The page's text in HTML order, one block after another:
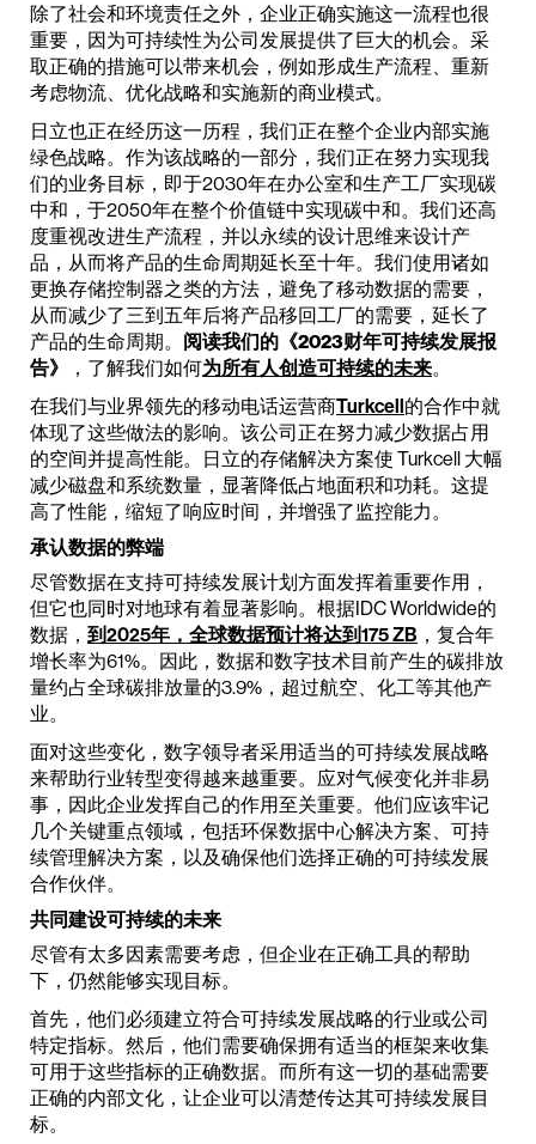
除了社会和环境责任之外，企业正确实施这一流程也很
重要，因为可持续性为公司发展提供了巨大的机会。采
取正确的措施可以带来机会，例如形成生产流程、重新
考虑物流、优化战略和实施新的商业模式。
日立也正在经历这一历程，我们正在整个企业内部实施
绿色战略。作为该战略的一部分，我们正在努力实现我
们的业务目标，即于2030年在办公室和生产工厂实现碳
中和，于2050年在整个价值链中实现碳中和。我们还高
度重视改进生产流程，并以永续的设计思维来设计产
品，从而将产品的生命周期延长至十年。我们使用诸如
更换存储控制器之类的方法，避免了移动数据的需要，
从而减少了三到五年后将产品移回工厂的需要，延长了
产品的生命周期。 阅读我们的《2023财年可持续发展报
告》
，了解我们如何为所有人创造可持续的未来。
在我们与业界领先的移动电话运营商Turkcell的合作中就
体现了这些做法的影响。该公司正在努力减少数据占用
的空间并提高性能。日立的存储解决方案使 Turkcell 大幅
减少磁盘和系统数量，显著降低占地面积和功耗。这提
高了性能，缩短了响应时间，并增强了监控能力。
承认数据的弊端
尽管数据在支持可持续发展计划方面发挥着重要作用，
但它也同时对地球有着显著影响。根据IDC Worldwide的
数据， 到2025年，全球数据预计将达到175 ZB ，复合年
增长率为61%。因此，数据和数字技术目前产生的碳排放
量约占全球碳排放量的3.9%，超过航空、化工等其他产
业。
面对这些变化，数字领导者采用适当的可持续发展战略
来帮助行业转型变得越来越重要。应对气候变化并非易
事，因此企业发挥自己的作用至关重要。他们应该牢记
几个关键重点领域，包括环保数据中心解决方案、可持
续管理解决方案，以及确保他们选择正确的可持续发展
合作伙伴。
共同建设可持续的未来
尽管有太多因素需要考虑，但企业在正确工具的帮助
下，仍然能够实现目标。
首先，他们必须建立符合可持续发展战略的行业或公司
特定指标。然后，他们需要确保拥有适当的框架来收集
可用于这些指标的正确数据。而所有这一切的基础需要
正确的内部文化，让企业可以清楚传达其可持续发展目
标。